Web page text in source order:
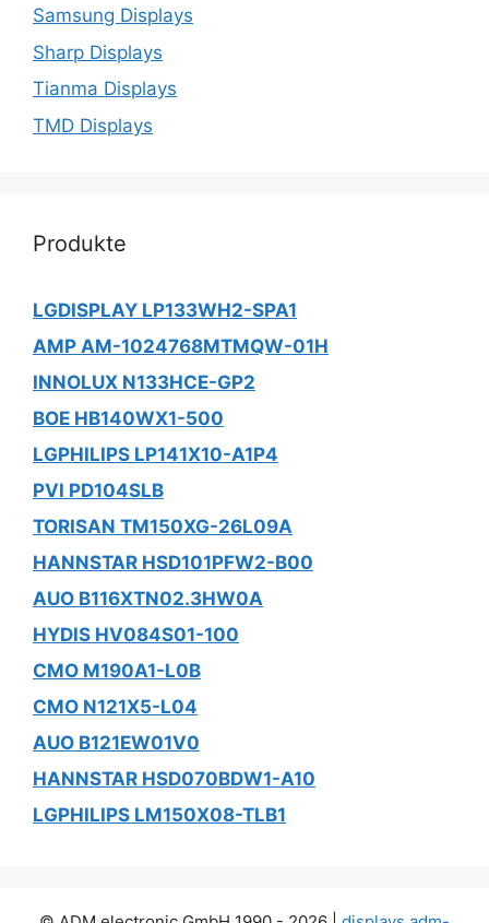
Samsung Displays
Sharp Displays
Tianma Displays
TMD Displays
Produkte
LGDISPLAY LP133WH2-SPA1
AMP AM-1024768MTMQW-01H
INNOLUX N133HCE-GP2
BOE HB140WX1-500
LGPHILIPS LP141X10-A1P4
PVI PD104SLB
TORISAN TM150XG-26L09A
HANNSTAR HSD101PFW2-B00
AUO B116XTN02.3HW0A
HYDIS HV084S01-100
CMO M190A1-L0B
CMO N121X5-L04
AUO B121EW01V0
HANNSTAR HSD070BDW1-A10
LGPHILIPS LM150X08-TLB1